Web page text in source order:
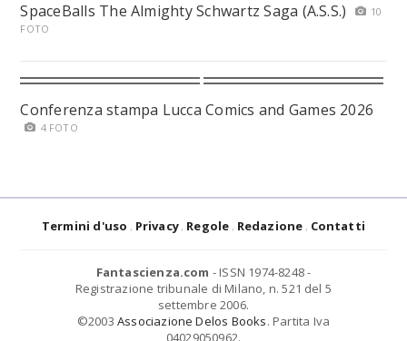
SpaceBalls The Almighty Schwartz Saga (A.S.S.)
10
FOTO
Conferenza stampa Lucca Comics and Games 2026
4 FOTO
Termini d'uso Privacy Regole Redazione Contatti
Fantascienza.com - ISSN 1974-8248 -
Registrazione tribunale di Milano, n. 521 del 5
settembre 2006.
©2003 Associazione Delos Books. Partita Iva
04029050962.